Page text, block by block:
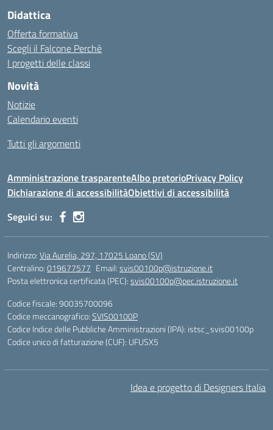
Didattica
Offerta formativa
Scegli il Falcone Perchè
I progetti delle classi
Novità
Notizie
Calendario eventi
Tutti gli argomenti
Amministrazione trasparenteAlbo pretorioPrivacy Policy
Dichiarazione di accessibilitàObiettivi di accessibilità
Seguici su:
Indirizzo:Via Aurelia, 297, 17025 Loano (SV)
Centralino:019677577 Email:svis00100p@istruzione.it
Posta elettronica certificata (PEC):svis00100p@pec.istruzione.it
Codice fiscale: 90035700096
Codice meccanografico:SVIS00100P
Codice Indice delle Pubbliche Amministrazioni (IPA): istsc_svis00100p
Codice unico di fatturazione (CUF): UFUSX5
Idea e progetto di Designers Italia